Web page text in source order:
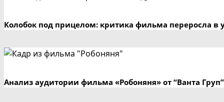
Колобок под прицелом: критика фильма переросла в
Анализ аудитории фильма «Робоняня» от “Ванта Груп”